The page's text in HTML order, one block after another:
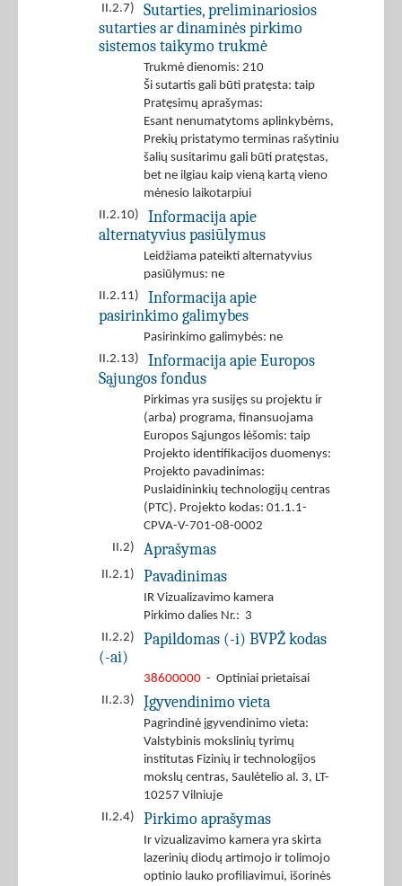
II.2.7)
Sutarties, preliminariosios
sutarties ar dinaminės pirkimo
sistemos taikymo trukmė
Trukmė dienomis: 210
Ši sutartis gali būti pratęsta: taip
Pratęsimų aprašymas:
Esant nenumatytoms aplinkybėms,
Prekių pristatymo terminas rašytiniu
šalių susitarimu gali būti pratęstas,
bet ne ilgiau kaip vieną kartą vieno
mėnesio laikotarpiui
II.2.10)
Informacija apie
alternatyvius pasiūlymus
Leidžiama pateikti alternatyvius
pasiūlymus: ne
II.2.11)
Informacija apie
pasirinkimo galimybes
Pasirinkimo galimybės: ne
II.2.13)
Informacija apie Europos
Sąjungos fondus
Pirkimas yra susijęs su projektu ir
(arba) programa, finansuojama
Europos Sąjungos lėšomis: taip
Projekto identifikacijos duomenys:
Projekto pavadinimas:
Puslaidininkių technologijų centras
(PTC). Projekto kodas: 01.1.1-
CPVA-V-701-08-0002
II.2)
Aprašymas
II.2.1) Pavadinimas
IR Vizualizavimo kamera
Pirkimo dalies Nr.: 3
II.2.2)
Papildomas (-i) BVPŽ kodas
(-ai)
38600000 - Optiniai prietaisai
II.2.3)
Įgyvendinimo vieta
Pagrindinė įgyvendinimo vieta:
Valstybinis mokslinių tyrimų
institutas Fizinių ir technologijos
mokslų centras, Saulėtelio al. 3, LT-
10257 Vilniuje
II.2.4)
Pirkimo aprašymas
Ir vizualizavimo kamera yra skirta
lazerinių diodų artimojo ir tolimojo
optinio lauko profiliavimui, išorinės